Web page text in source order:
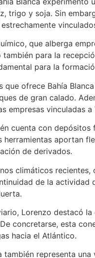
trigo y soja. Sin
que alberga
para la
para la
que ofrece Bahía
de gran calado.
empresas vinculadas a
cuenta con
herramientas aportan
de derivados.
climáticos
de la actividad
Lorenzo destacó
concretarse, esta
hacia el Atlántico.
también representa